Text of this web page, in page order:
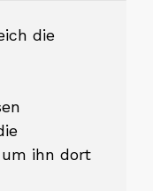
die
ihn dort